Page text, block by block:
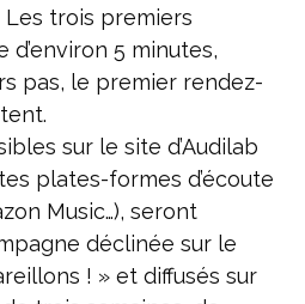
trois premiers
d’environ 5 minutes,
pas, le premier rendez-
sur le site d’Audilab
plates-formes d’écoute
Music…), seront
déclinée sur le
! » et diffusés sur